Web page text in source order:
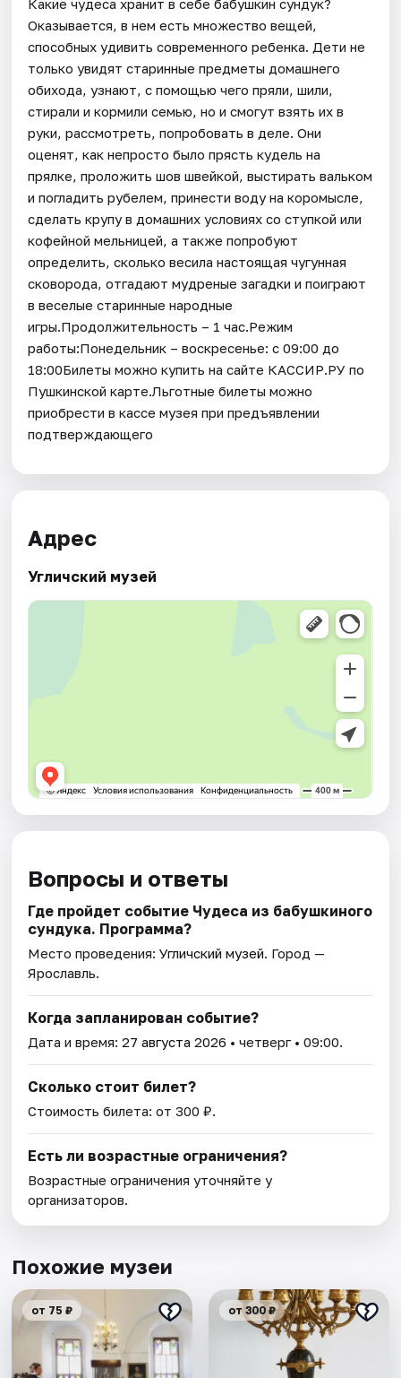
Какие чудеса хранит в себе бабушкин сундук?
Оказывается, в нем есть множество вещей,
способных удивить современного ребенка. Дети не
только увидят старинные предметы домашнего
обихода, узнают, с помощью чего пряли, шили,
стирали и кормили семью, но и смогут взять их в
руки, рассмотреть, попробовать в деле. Они
оценят, как непросто было прясть кудель на
прялке, проложить шов швейкой, выстирать вальком
и погладить рубелем, принести воду на коромысле,
сделать крупу в домашних условиях со ступкой или
кофейной мельницей, а также попробуют
определить, сколько весила настоящая чугунная
сковорода, отгадают мудреные загадки и поиграют
в веселые старинные народные
игры.Продолжительность – 1 час.Режим
работы:Понедельник – воскресенье: с 09:00 до
18:00Билеты можно купить на сайте КАССИР.РУ по
Пушкинской карте.Льготные билеты можно
приобрести в кассе музея при предъявлении
подтверждающего
Адрес
Угличский музей
Вопросы и ответы
Где пройдет событие Чудеса из бабушкиного
сундука. Программа?
Место проведения:Угличский музей. Город —
Ярославль.
Когда запланирован событие?
Дата и время:27 августа 2026 • четверг • 09:00.
Сколько стоит билет?
Стоимость билета: от 300 ₽.
Есть ли возрастные ограничения?
Возрастные ограничения уточняйте у
организаторов.
Похожие музеи
от 75 ₽ от 300 ₽